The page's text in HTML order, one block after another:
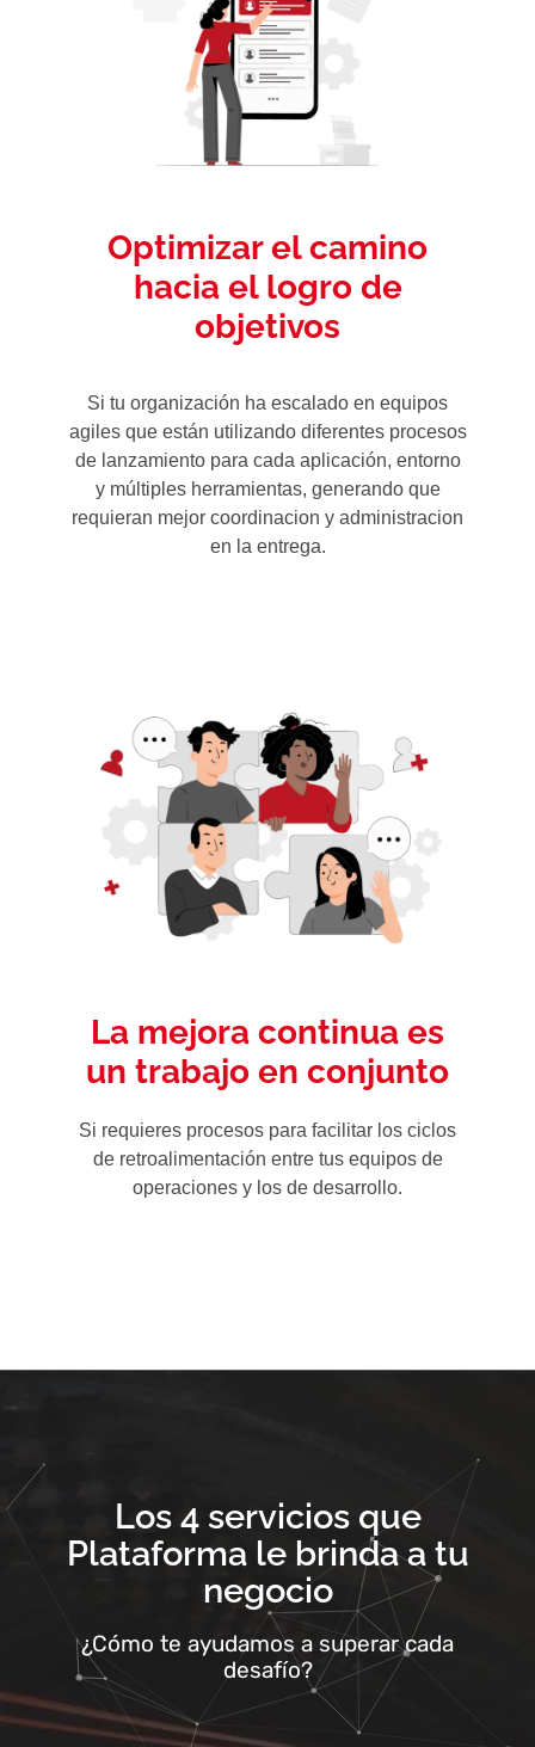
Optimizar el camino
hacia el logro de
objetivos
Si tu organización ha escalado en equipos
agiles que están utilizando diferentes procesos
de lanzamiento para cada aplicación, entorno
y múltiples herramientas, generando que
requieran mejor coordinacion y administracion
en la entrega.
La mejora continua es
un trabajo en conjunto
Si requieres procesos para facilitar los ciclos
de retroalimentación entre tus equipos de
operaciones y los de desarrollo.
Los 4 servicios que
Plataforma le brinda a tu
negocio
¿Cómo te ayudamos a superar cada
desafío?